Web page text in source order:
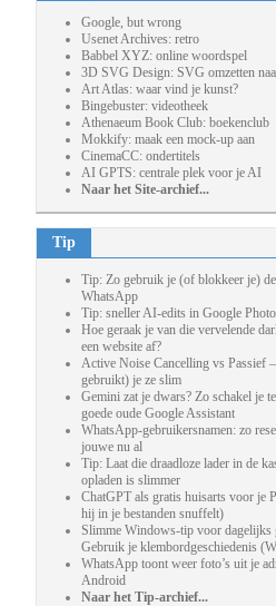
Google, but wrong
Usenet Archives: retro
Babbel XYZ: online woordspel
3D SVG Design: SVG omzetten
Art Atlas: waar vind je kunst?
Bingebuster: videotheek
Athenaeum Book Club: boekenclub
Mokkify: maak een mock-up aan
CinemaCC: ondertitels
AI GPTS: centrale plek voor je AI
Naar het Site-archief...
Tip
Tip: Zo gebruik je (of blokkeer je)
WhatsApp
Tip: sneller AI-edits in Google
Hoe geraak je van die vervelende
een website af?
Active Noise Cancelling vs Passief
gebruikt) je ze slim
Gemini zat je dwars? Zo schakel je
goede oude Google Assistant
WhatsApp-gebruikersnamen: zo
jouwe nu al
Tip: Laat die draadloze lader in de
opladen is slimmer
ChatGPT als gratis huisarts voor je
hij in je bestanden snuffelt)
Slimme Windows-tip voor dagelijks
Gebruik je klembordgeschiedenis
WhatsApp toont weer foto’s uit je
Android
Naar het Tip-archief...